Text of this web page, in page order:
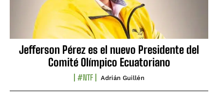
Jefferson Pérez es el nuevo Presidente del
Comité Olímpico Ecuatoriano
#NTF Adrián Guillén